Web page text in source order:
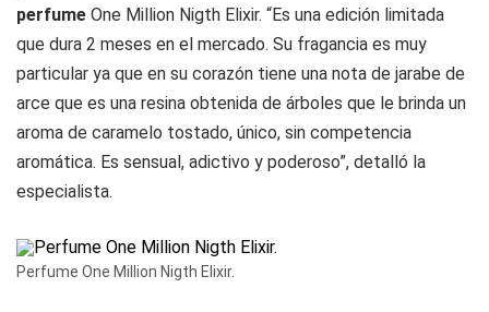
perfume One Million Nigth Elixir. “Es una edición limitada
que dura 2 meses en el mercado. Su fragancia es muy
particular ya que en su corazón tiene una nota de jarabe de
arce que es una resina obtenida de árboles que le brinda un
aroma de caramelo tostado, único, sin competencia
aromática. Es sensual, adictivo y poderoso”, detalló la
especialista.
Perfume One Million Nigth Elixir.